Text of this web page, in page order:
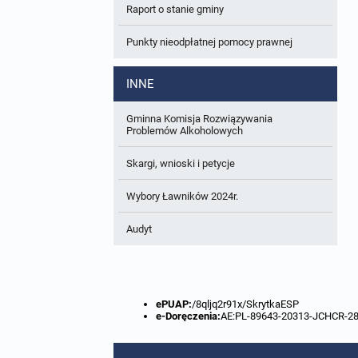
W trakcie opracowania
Zbiory danych przestrzennych
Analizy zmian w zagospodarowaniu
Raport o stanie gminy
Punkty nieodpłatnej pomocy prawnej
INNE
Gminna Komisja Rozwiązywania
Problemów Alkoholowych
Skargi, wnioski i petycje
Wybory Ławników 2024r.
Audyt
ePUAP:/8qljq2r91x/SkrytkaESP
e-Doręczenia:AE:PL-89643-20313-JCHCR-28